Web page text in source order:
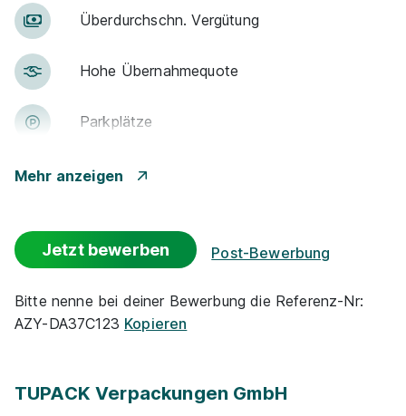
Systemelektronik
Österreich GesmbH
24.08.2026
6491 Imsterberg
Prozesstechnik TUPACK Verpackungen GmbH
1.089 - 2.262 € pro Monat
Über­durch­schn. Ver­gü­tung
Hohe Über­nah­me­quote
Park­plätze
Ge­sund­heits­maß­nah­men
Projekt­kooper­ationen mit Unternehmen
Nachhaltigkeit / Umweltschutz
Mehr anzeigen
Jetzt bewerben Post-Bewerbung
Bitte nenne bei deiner Bewerbung die Referenz-Nr:
AZY-DA37C123 Kopieren
TUPACK Verpackungen GmbH